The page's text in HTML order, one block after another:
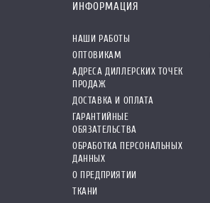
ИНФОРМАЦИЯ
НАШИ РАБОТЫ
ОПТОВИКАМ
АДРЕСА ДИЛЛЕРСКИХ ТОЧЕК
ПРОДАЖ
ДОСТАВКА И ОПЛАТА
ГАРАНТИЙНЫЕ
ОБЯЗАТЕЛЬСТВА
ОБРАБОТКА ПЕРСОНАЛЬНЫХ
ДАННЫХ
О ПРЕДПРИЯТИИ
ТКАНИ